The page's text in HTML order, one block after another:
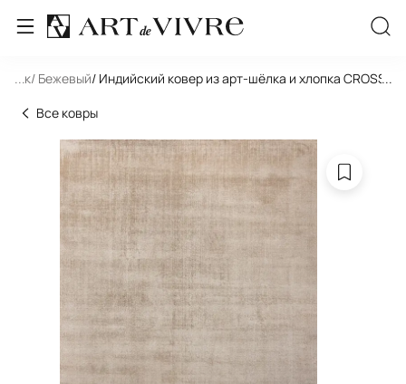
... / Бежевый/ Индийский ковер из арт-шёлка и хлопка CROSS...
Все ковры